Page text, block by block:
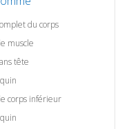
du corps
muscle
tête
corps inférieur